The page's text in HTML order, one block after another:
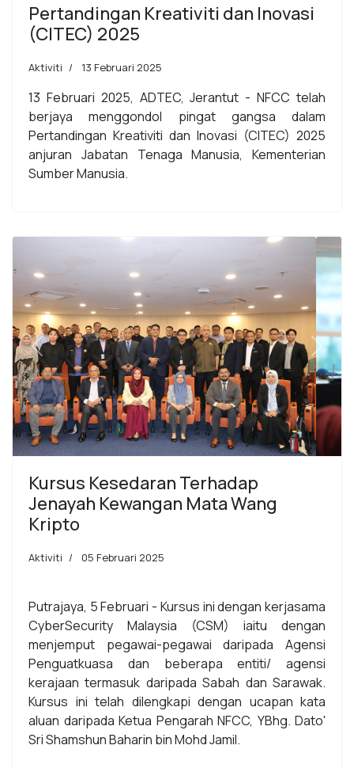
Pertandingan Kreativiti dan Inovasi
(CITEC) 2025
Aktiviti 13 Februari 2025
13 Februari 2025, ADTEC, Jerantut - NFCC telah
berjaya menggondol pingat gangsa dalam
Pertandingan Kreativiti dan Inovasi (CITEC) 2025
anjuran Jabatan Tenaga Manusia, Kementerian
Sumber Manusia.
Previous Next
Kursus Kesedaran Terhadap
Jenayah Kewangan Mata Wang
Kripto
Aktiviti 05 Februari 2025
Putrajaya, 5 Februari - Kursus ini dengan kerjasama
CyberSecurity Malaysia (CSM) iaitu dengan
menjemput pegawai-pegawai daripada Agensi
Penguatkuasa dan beberapa entiti/ agensi
kerajaan termasuk daripada Sabah dan Sarawak.
Kursus ini telah dilengkapi dengan ucapan kata
aluan daripada Ketua Pengarah NFCC, YBhg. Dato'
Sri Shamshun Baharin bin Mohd Jamil.